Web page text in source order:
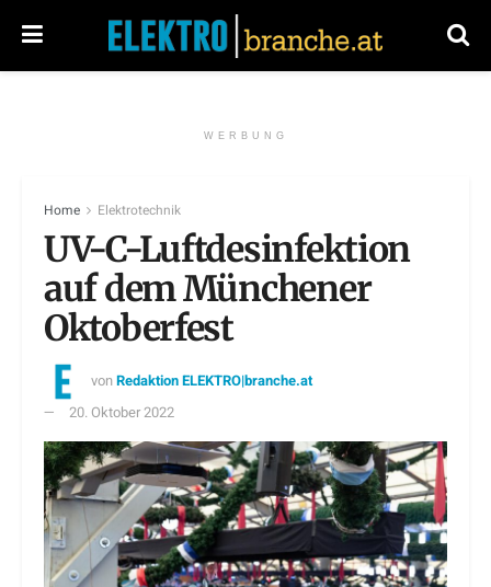
WERBUNG
Home Elektrotechnik
UV-C-Luftdesinfektion
auf dem Münchener
Oktoberfest
vonRedaktion ELEKTRO|branche.at
20. Oktober 2022